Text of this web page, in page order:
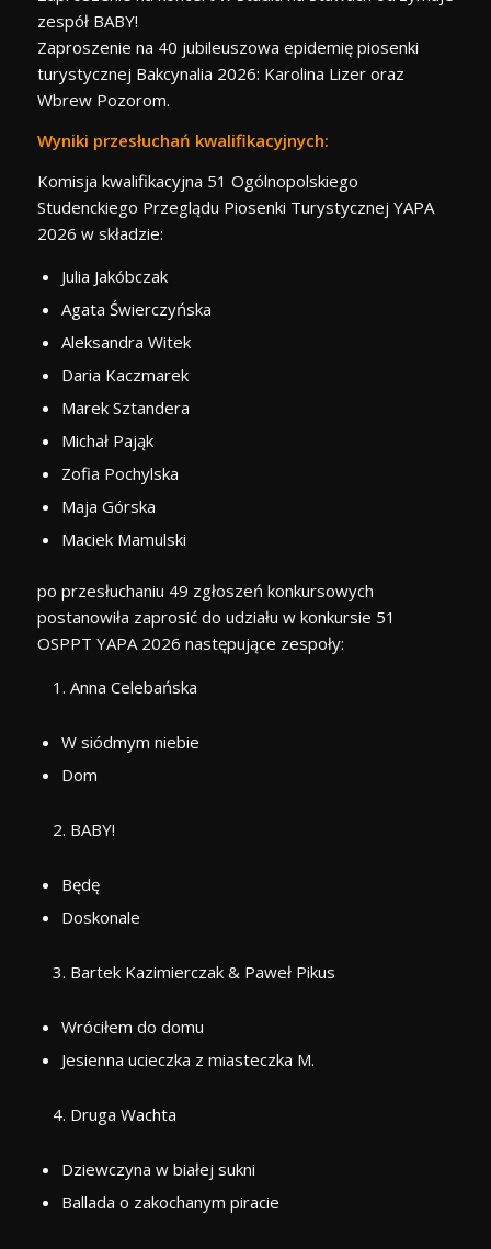
zespół BABY!
Zaproszenie na 40 jubileuszowa epidemię piosenki
turystycznej Bakcynalia 2026: Karolina Lizer oraz
Wbrew Pozorom.
Wyniki przesłuchań kwalifikacyjnych:
Komisja kwalifikacyjna 51 Ogólnopolskiego
Studenckiego Przeglądu Piosenki Turystycznej YAPA
2026 w składzie:
Julia Jakóbczak
Agata Świerczyńska
Aleksandra Witek
Daria Kaczmarek
Marek Sztandera
Michał Pająk
Zofia Pochylska
Maja Górska
Maciek Mamulski
po przesłuchaniu 49 zgłoszeń konkursowych
postanowiła zaprosić do udziału w konkursie 51
OSPPT YAPA 2026 następujące zespoły:
Anna Celebańska
W siódmym niebie
Dom
BABY!
Będę
Doskonale
Bartek Kazimierczak & Paweł Pikus
Wróciłem do domu
Jesienna ucieczka z miasteczka M.
Druga Wachta
Dziewczyna w białej sukni
Ballada o zakochanym piracie